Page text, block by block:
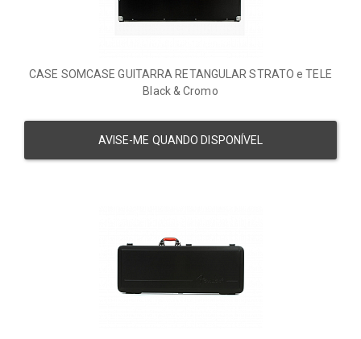
CASE SOMCASE GUITARRA RETANGULAR STRATO e TELE
Black & Cromo
AVISE-ME QUANDO DISPONÍVEL